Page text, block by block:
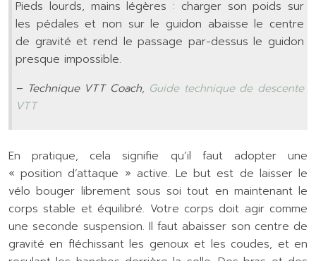
Pieds lourds, mains légères : charger son poids sur
les pédales et non sur le guidon abaisse le centre
de gravité et rend le passage par-dessus le guidon
presque impossible.
– Technique VTT Coach, Guide technique de descente
VTT
En pratique, cela signifie qu’il faut adopter une
« position d’attaque » active. Le but est de laisser le
vélo bouger librement sous soi tout en maintenant le
corps stable et équilibré. Votre corps doit agir comme
une seconde suspension. Il faut abaisser son centre de
gravité en fléchissant les genoux et les coudes, et en